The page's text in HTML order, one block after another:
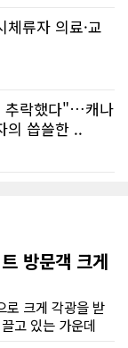
류자 의료·교
추락했다"…캐나
의 씁쓸한 ..
방문객 크게
로 크게 각광을 받
고 있는 가운데